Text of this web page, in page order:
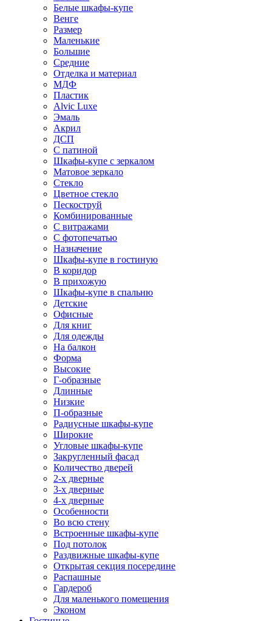
Белые шкафы-купе
Венге
Размер
Маленькие
Большие
Средние
Отделка и материал
МДФ
Пластик
Alvic Luxe
Эмаль
Акрил
ДСП
С патиной
Шкафы-купе с зеркалом
Матовое зеркало
Стекло
Цветное стекло
Пескоструй
Комбинированные
С витражами
С фотопечатью
Назначение
Шкафы-купе в гостиную
В коридор
В прихожую
Шкафы-купе в спальню
Детские
Офисные
Для книг
Для одежды
На балкон
Форма
Высокие
Г-образные
Длинные
Низкие
П-образные
Радиусные шкафы-купе
Широкие
Угловые шкафы-купе
Закругленный фасад
Количество дверей
2-х дверные
3-х дверные
4-х дверные
Особенности
Во всю стену
Встроенные шкафы-купе
Под потолок
Раздвижные шкафы-купе
Открытая секция посередине
Распашные
Гардероб
Для маленького помещения
Эконом